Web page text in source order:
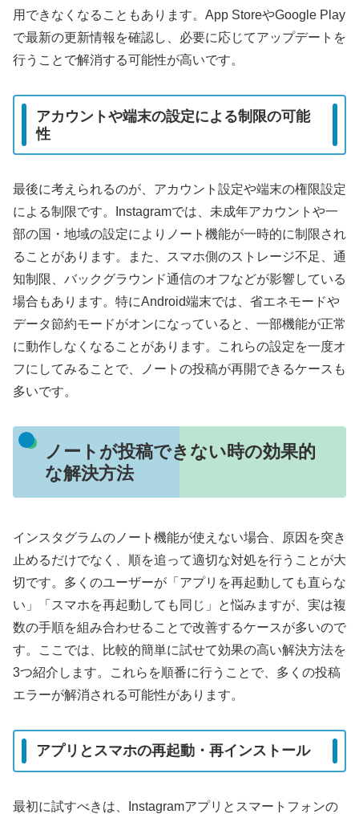
用できなくなることもあります。App StoreやGoogle Play
で最新の更新情報を確認し、必要に応じてアップデートを
行うことで解消する可能性が高いです。
アカウントや端末の設定による制限の可能
性
最後に考えられるのが、アカウント設定や端末の権限設定
による制限です。Instagramでは、未成年アカウントや一
部の国・地域の設定によりノート機能が一時的に制限され
ることがあります。また、スマホ側のストレージ不足、通
知制限、バックグラウンド通信のオフなどが影響している
場合もあります。特にAndroid端末では、省エネモードや
データ節約モードがオンになっていると、一部機能が正常
に動作しなくなることがあります。これらの設定を一度オ
フにしてみることで、ノートの投稿が再開できるケースも
多いです。
ノートが投稿できない時の効果的
な解決方法
インスタグラムのノート機能が使えない場合、原因を突き
止めるだけでなく、順を追って適切な対処を行うことが大
切です。多くのユーザーが「アプリを再起動しても直らな
い」「スマホを再起動しても同じ」と悩みますが、実は複
数の手順を組み合わせることで改善するケースが多いので
す。ここでは、比較的簡単に試せて効果の高い解決方法を
3つ紹介します。これらを順番に行うことで、多くの投稿
エラーが解消される可能性があります。
アプリとスマホの再起動・再インストール
最初に試すべきは、Instagramアプリとスマートフォンの